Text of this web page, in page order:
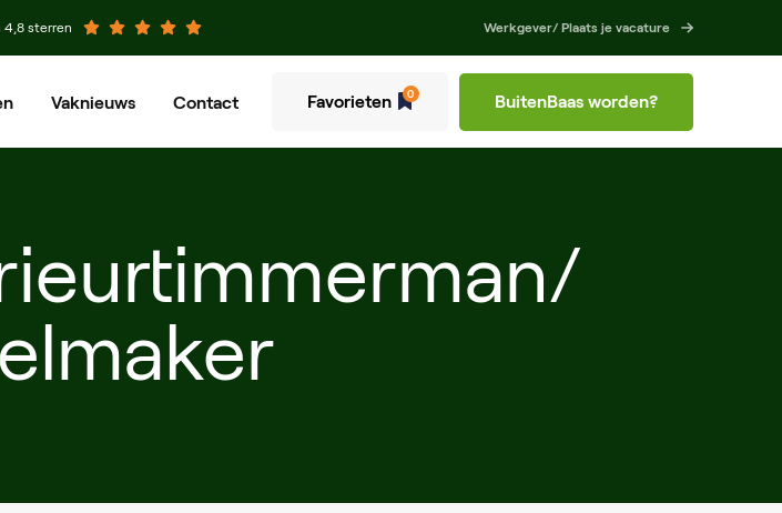
4,8 sterren Werkgever/ Plaats je vacature
Planner
Vaknieuws Contact Favorieten 0 BuitenBaas worden?